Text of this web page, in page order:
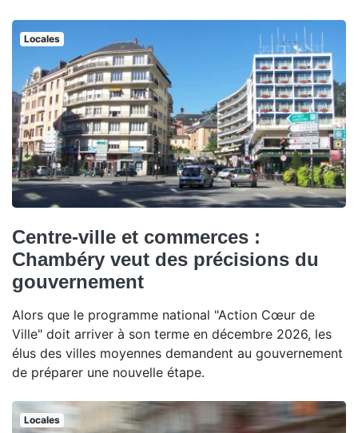
Locales
Centre-ville et commerces :
Chambéry veut des précisions du
gouvernement
Alors que le programme national "Action Cœur de
Ville" doit arriver à son terme en décembre 2026, les
élus des villes moyennes demandent au gouvernement
de préparer une nouvelle étape.
Locales